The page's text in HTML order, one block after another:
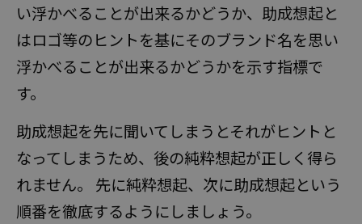
い浮かべることが出来るかどうか、助成想起と
はロゴ等のヒントを基にそのブランド名を思い
浮かべることが出来るかどうかを示す指標で
す。
助成想起を先に聞いてしまうとそれがヒントと
なってしまうため、後の純粋想起が正しく得ら
れません。 先に純粋想起、次に助成想起という
順番を徹底するようにしましょう。